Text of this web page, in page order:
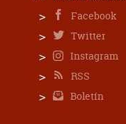
Facebook
Twitter
Instagram
RSS
Boletín